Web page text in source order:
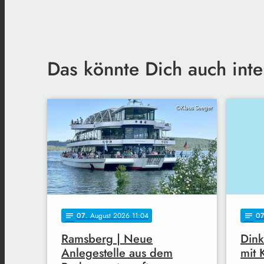
Das könnte Dich auch
©Klaus Seeger
notes 07. August 2026 11:04
Ramsberg | Neue
Anlegestelle aus dem
notes 07
mit